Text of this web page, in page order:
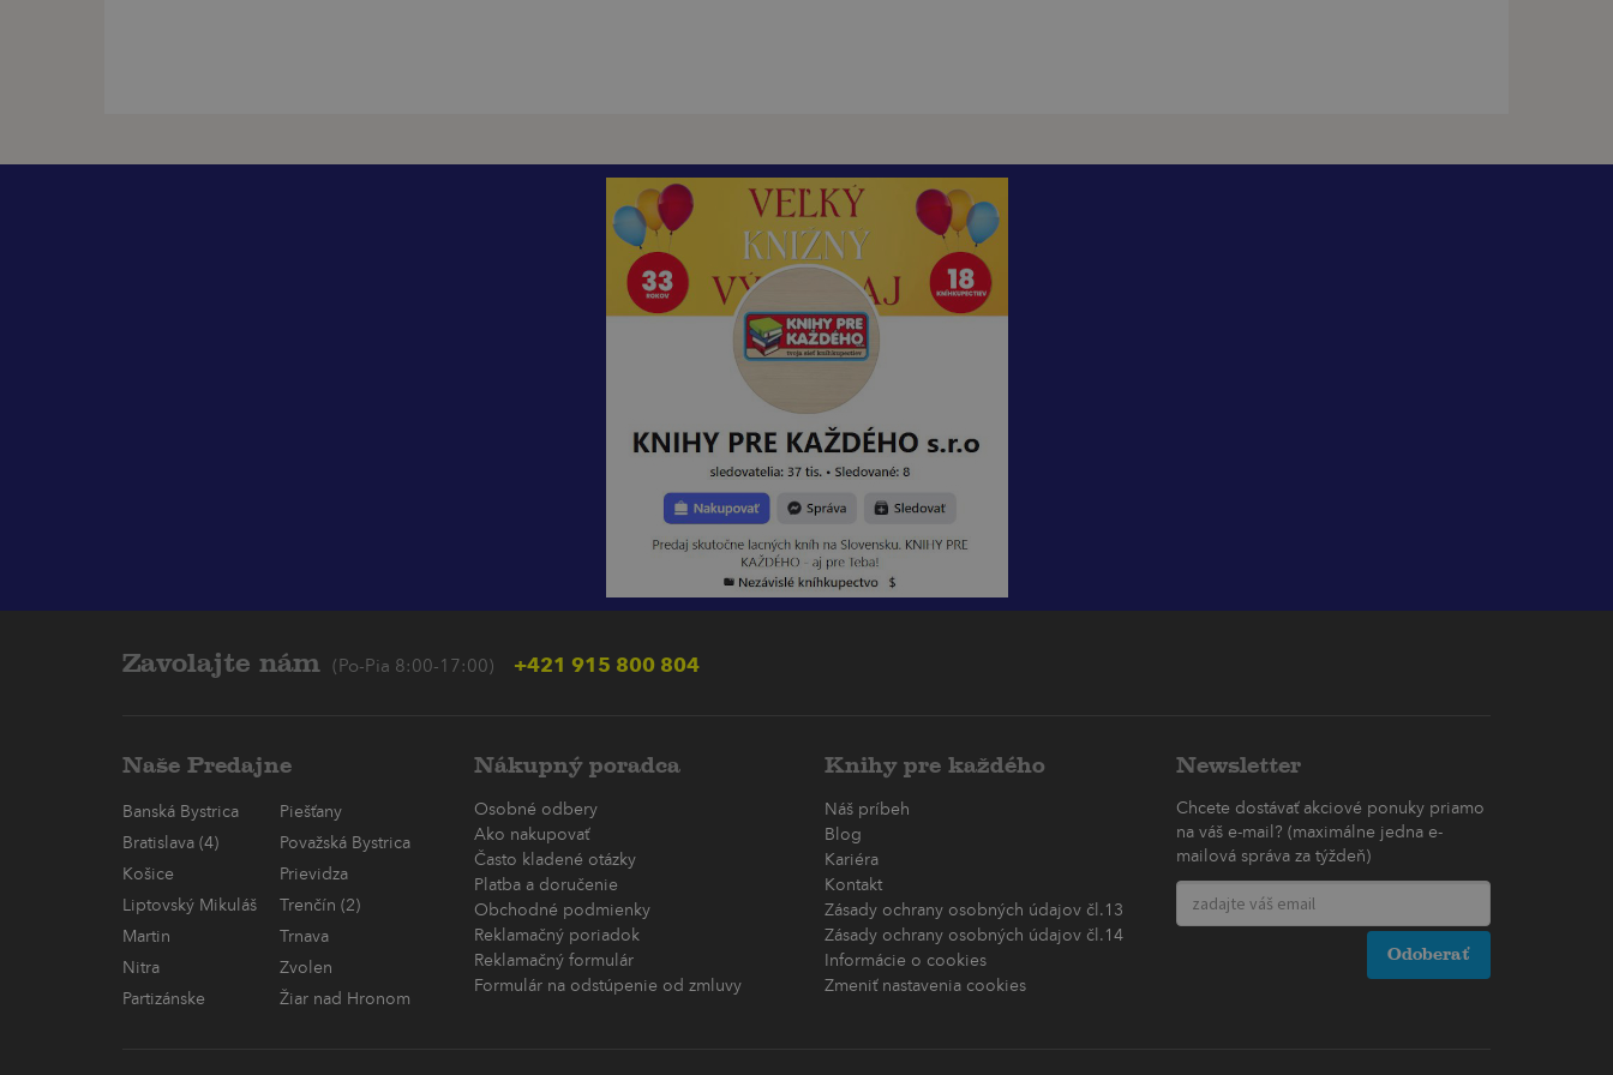
Zavolajte nám (Po-Pia 8:00-17:00) +421 915 800 804
Naše Predajne
Banská Bystrica
Piešťany
Bratislava (4)
Považská Bystrica
Košice
Prievidza
Liptovský Mikuláš
Trenčín (2)
Martin
Trnava
Nitra
Zvolen
Partizánske
Žiar nad Hronom
Nákupný poradca
Osobné odbery
Ako nakupovať
Často kladené otázky
Platba a doručenie
Obchodné podmienky
Reklamačný poriadok
Reklamačný formulár
Formulár na odstúpenie od zmluvy
Knihy pre každého
Náš príbeh
Blog
Kariéra
Kontakt
Zásady ochrany osobných údajov čl.13
Zásady ochrany osobných údajov čl.14
Informácie o cookies
Zmeniť nastavenia cookies
Newsletter
Chcete dostávať akciové ponuky priamo
na váš e-mail? (maximálne jedna e-
mailová správa za týždeň)
Odoberať